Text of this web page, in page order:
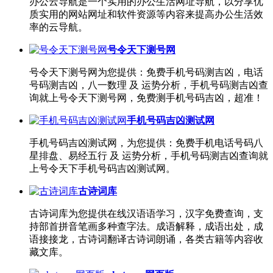
质实用的网站网址和软件资源等内容来提高办公生活效
率的云导航。
号令天下测号网
号令天下测号网为您提供：免费手机号码测吉凶，电话
号码测吉凶，八一数理 及 运势分析，手机号码测吉凶查
询就上号令天下测号网，免费测手机号码吉凶，超准！
手机号码吉凶测试网
手机号码吉凶测试网，为您提供：免费手机电话号码八
星排盘、易经五行 及 运势分析，手机号码测吉凶查询就
上号令天下手机号码吉凶测试网。
古诗词库
古诗词库为您提供在线汉语语学习，汉字免费查询，支
持部首拼音笔画多种查字法。成语解释，成语出处，成
语接接龙，古诗词翻译古诗词朗诵，各类古籍等内容收
藏文库。